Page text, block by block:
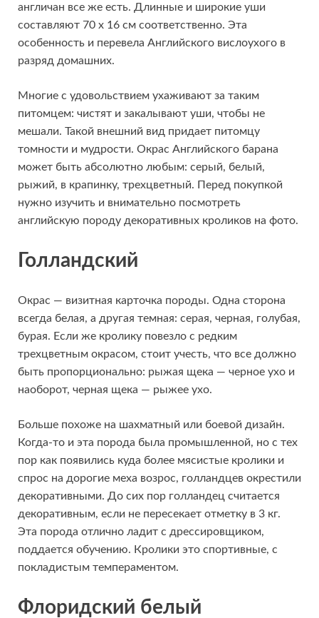
англичан все же есть. Длинные и широкие уши
составляют 70 х 16 см соответственно. Эта
особенность и перевела Английского вислоухого в
разряд домашних.
Многие с удовольствием ухаживают за таким
питомцем: чистят и закалывают уши, чтобы не
мешали. Такой внешний вид придает питомцу
томности и мудрости. Окрас Английского барана
может быть абсолютно любым: серый, белый,
рыжий, в крапинку, трехцветный. Перед покупкой
нужно изучить и внимательно посмотреть
английскую породу декоративных кроликов на фото.
Голландский
Окрас — визитная карточка породы. Одна сторона
всегда белая, а другая темная: серая, черная, голубая,
бурая. Если же кролику повезло с редким
трехцветным окрасом, стоит учесть, что все должно
быть пропорционально: рыжая щека — черное ухо и
наоборот, черная щека — рыжее ухо.
Больше похоже на шахматный или боевой дизайн.
Когда-то и эта порода была промышленной, но с тех
пор как появились куда более мясистые кролики и
спрос на дорогие меха возрос, голландцев окрестили
декоративными. До сих пор голландец считается
декоративным, если не пересекает отметку в 3 кг.
Эта порода отлично ладит с дрессировщиком,
поддается обучению. Кролики это спортивные, с
покладистым темпераментом.
Флоридский белый